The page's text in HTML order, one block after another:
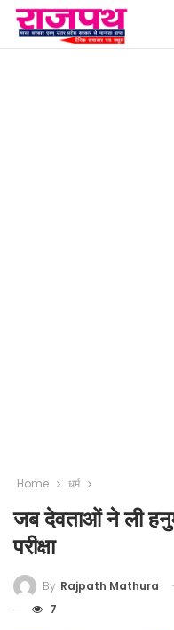
Home धर्म
जब देवताओं ने ली
परीक्षा
By Rajpath Mathura
7